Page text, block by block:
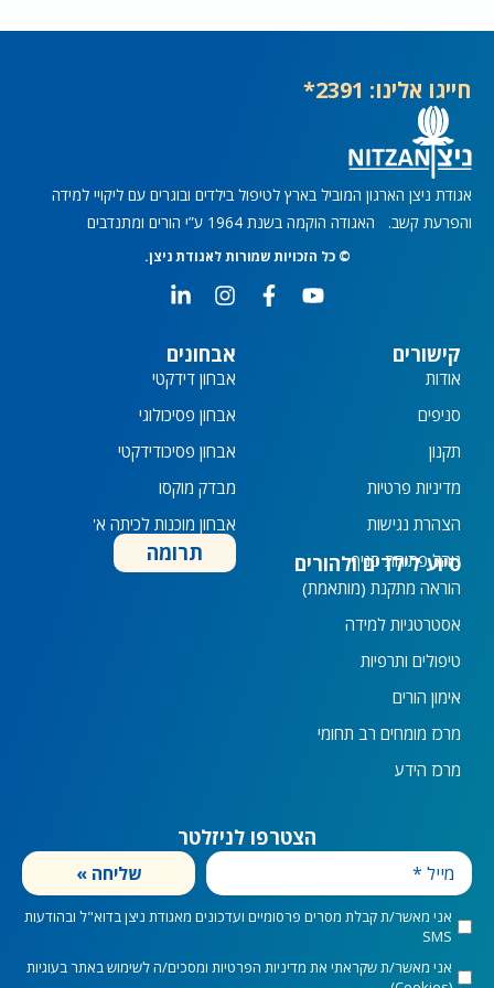
אגודת ניצן הארגון המוביל בארץ לטיפול בילדים ובוגרים עם ליקויי למידה
והפרעת קשב. האגודה הוקמה בשנת 1964 ע”י הורים ומתנדבים
חייגו אלינו: 2391*
Y
o
F
a
I
n
t
a
g
r
m
L
i
k
e
d
i
-
i
n
© כל הזכויות שמורות לאגודת ניצן.
קישורים
אודות
סניפים
תקנון
מדיניות פרטיות
הצהרת נגישות
נוהל פתיחת סניף
אבחונים
אבחון דידקטי
אבחון פסיכולוגי
אבחון פסיכודידקטי
מבדק מוקסו
אבחון מוכנות לכיתה א'
תרומה סיוע לילדים ולהורים
הוראה מתקנת (מותאמת)
אסטרטגיות למידה
טיפולים ותרפיות
אימון הורים
מרכז מומחים רב תחומי
מרכז הידע
הצטרפו לניזלטר
מייל
marketingConsent
אני מאשר/ת קבלת מסרים פרסומיים ועדכונים מאגודת ניצן בדוא"ל ובהודעות
SMS
privacyConsent
אני מאשר/ת שקראתי את מדיניות הפרטיות ומסכים/ה לשימוש באתר בעוגיות
שליחה »